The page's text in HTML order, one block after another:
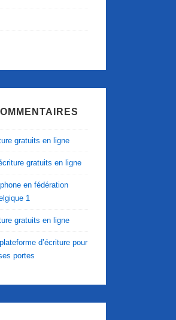
gratuits en ligne
gratuits en ligne
en fédération
1
gratuits en ligne
d’écriture pour
portes